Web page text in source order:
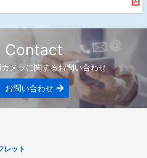
Contact
メラに関するお問い合わせ
お問い合わせ
レット